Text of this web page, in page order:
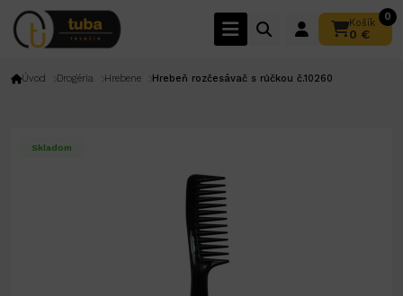
Košík
0
0 €
Úvod Drogéria Hrebene Hrebeň rozčesávač s rúčkou č.10260
Skladom